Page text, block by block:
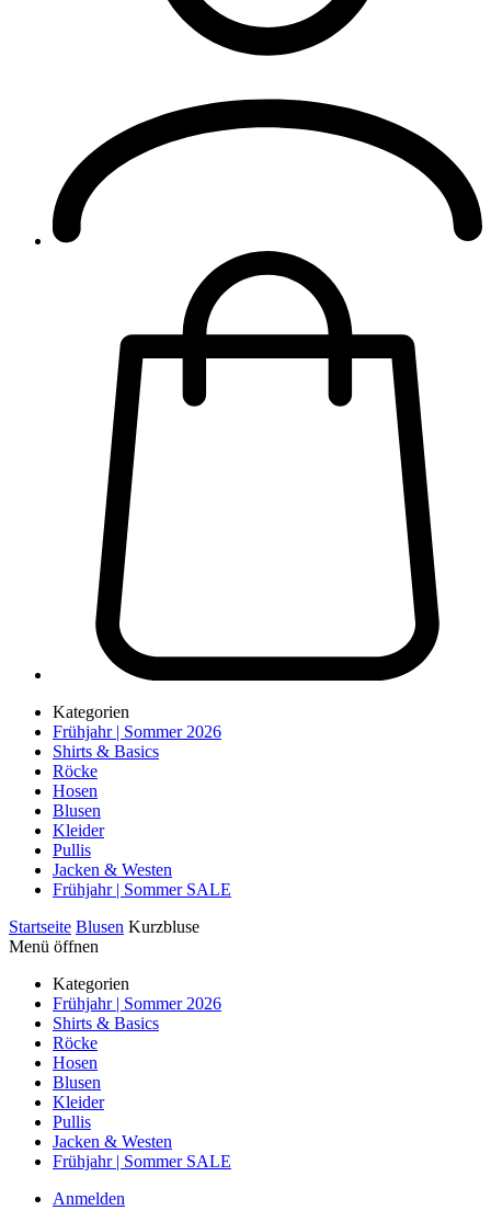
Kategorien
Frühjahr | Sommer 2026
Shirts & Basics
Röcke
Hosen
Blusen
Kleider
Pullis
Jacken & Westen
Frühjahr | Sommer SALE
Startseite Blusen Kurzbluse
Menü öffnen
Kategorien
Frühjahr | Sommer 2026
Shirts & Basics
Röcke
Hosen
Blusen
Kleider
Pullis
Jacken & Westen
Frühjahr | Sommer SALE
Anmelden